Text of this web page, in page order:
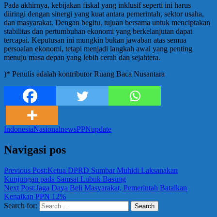
Pada akhirnya, kebijakan fiskal yang inklusif seperti ini harus
diiringi dengan sinergi yang kuat antara pemerintah, sektor usaha,
dan masyarakat. Dengan begitu, tujuan bersama untuk menciptakan
stabilitas dan pertumbuhan ekonomi yang berkelanjutan dapat
tercapai. Keputusan ini mungkin bukan jawaban atas semua
persoalan ekonomi, tetapi menjadi langkah awal yang penting
menuju masa depan yang lebih cerah dan sejahtera.
)* Penulis adalah kontributor Ruang Baca Nusantara
IndonesiaNasionalnewsPPNupdate
Navigasi pos
Previous Post:Ketua DPRD Sumbar Muhidi Laksanakan
Kunjungan pada Samsat Lubuk Basung
Next Post:Jaga Daya Beli Masyarakat, Pemerintah Batalkan
Kenaikan PPN 12%
Search for:
Search